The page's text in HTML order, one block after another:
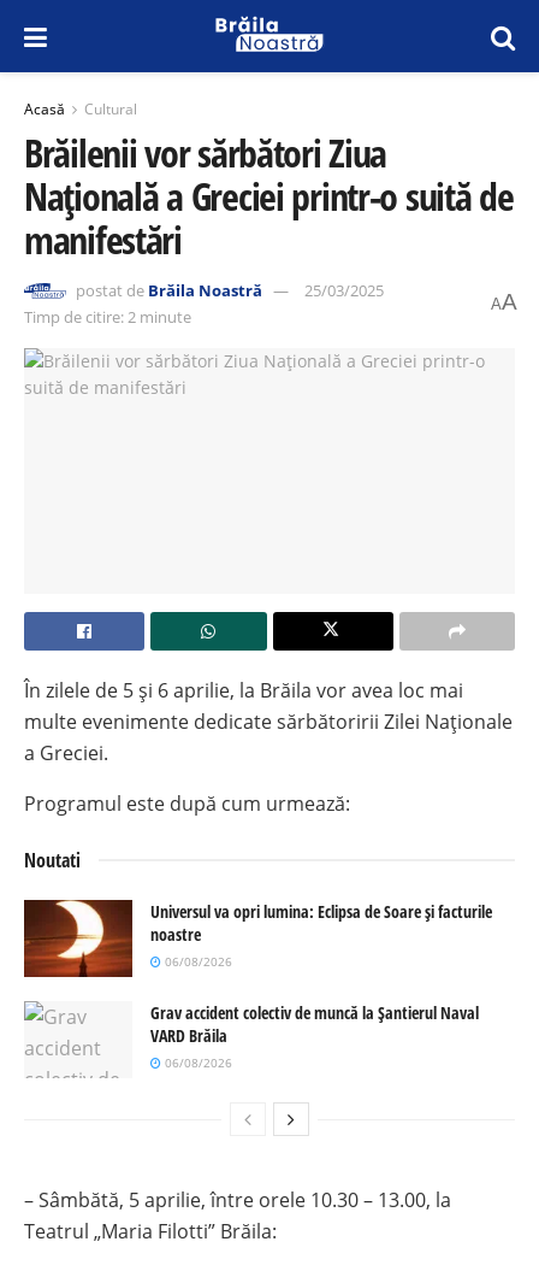
Acasă Cultural
Brăilenii vor sărbători Ziua
Națională a Greciei printr-o suită de
manifestări
postat de Brăila Noastră
25/03/2025
Timp de citire: 2 minute
AA
În zilele de 5 și 6 aprilie, la Brăila vor avea loc mai
multe evenimente dedicate sărbătoririi Zilei Naționale
a Greciei.
Programul este după cum urmează:
Noutati
Universul va opri lumina: Eclipsa de Soare și facturile
noastre
06/08/2026
Grav accident colectiv de muncă la Șantierul Naval
VARD Brăila
06/08/2026
– Sâmbătă, 5 aprilie, între orele 10.30 – 13.00, la
Teatrul „Maria Filotti” Brăila: